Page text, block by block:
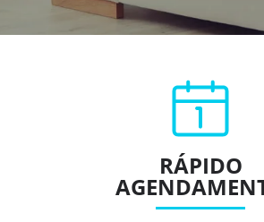
RÁPIDO